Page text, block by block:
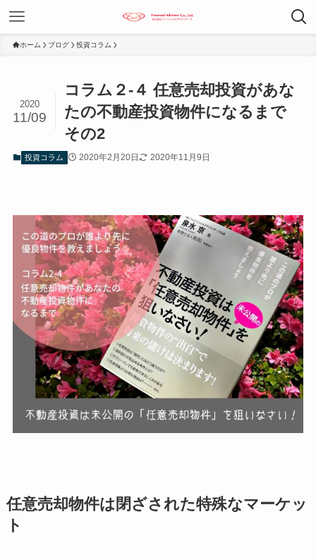
ホーム ブログ 投資コラム
コラム２-４ 任意売却投資があな
たの不動産投資物件になるまで
その2
2020
11/09
投資コラム 2020年2月20日 2020年11月9日
任意売却物件は閉ざされた特殊なマーケッ
ト